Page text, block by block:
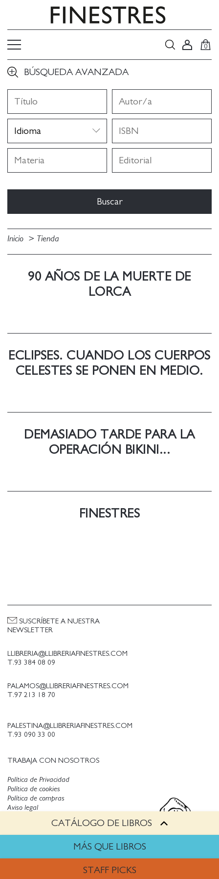
0
BÚSQUEDA AVANZADA
Inicio Tienda
CATÁLOGO DE LIBROS
MÁS QUE LIBROS
STAFF PICKS
90 AÑOS DE LA MUERTE DE
LORCA
ECLIPSES. CUANDO LOS CUERPOS
CELESTES SE PONEN EN MEDIO.
DEMASIADO TARDE PARA LA
OPERACIÓN BIKINI...
FINESTRES
LLIBRERIA@LLIBRERIAFINESTRES.COM
T.93 384 08 09
PALAMOS@LLIBRERIAFINESTRES.COM
T.97 213 18 70
PALESTINA@LLIBRERIAFINESTRES.COM
T.93 090 33 00
TRABAJA CON NOSOTROS
SUSCRÍBETE A NUESTRA
NEWSLETTER
Política de Privacidad
Política de cookies
Aviso legal
Política de compras